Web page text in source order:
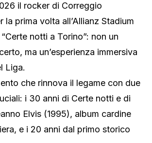
il rocker di Correggio
la prima volta all’Allianz Stadium
notti a Torino”: non un
ma un’esperienza immersiva
Liga.
che rinnova il legame con due
i 30 anni di Certe notti e di
Elvis (1995), album cardine
e i 20 anni dal primo storico